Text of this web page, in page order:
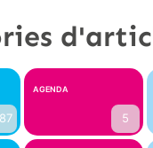
AGENDA
5